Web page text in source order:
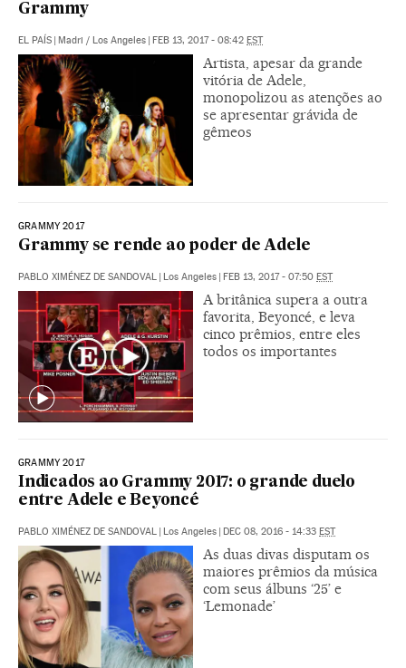
Grammy
EL PAÍS | Madri / Los Angeles | FEB 13, 2017 - 08:42 EST
Artista, apesar da grande
vitória de Adele,
monopolizou as atenções ao
se apresentar grávida de
gêmeos
GRAMMY 2017
Grammy se rende ao poder de Adele
PABLO XIMÉNEZ DE SANDOVAL | Los Angeles | FEB 13, 2017 - 07:50 EST
A britânica supera a outra
favorita, Beyoncé, e leva
cinco prêmios, entre eles
todos os importantes
GRAMMY 2017
Indicados ao Grammy 2017: o grande duelo
entre Adele e Beyoncé
PABLO XIMÉNEZ DE SANDOVAL | Los Angeles | DEC 08, 2016 - 14:33 EST
As duas divas disputam os
maiores prêmios da música
com seus álbuns ‘25’ e
‘Lemonade’